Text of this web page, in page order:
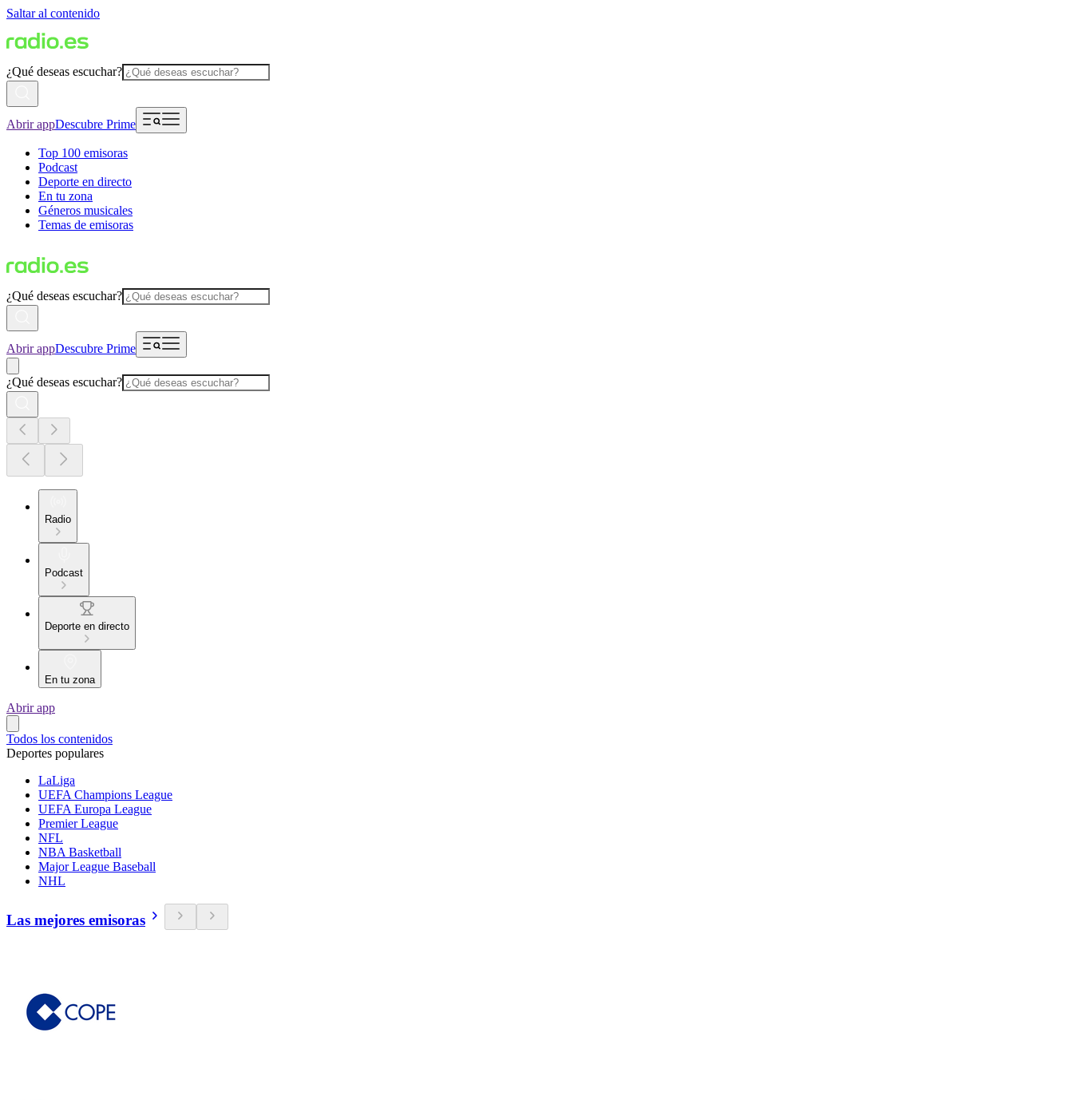
Saltar al contenido
¿Qué deseas escuchar?
Abrir appDescubre Prime
Top 100 emisoras
Podcast
Deporte en directo
En tu zona
Géneros musicales
Temas de emisoras
¿Qué deseas escuchar?
Abrir appDescubre Prime
¿Qué deseas escuchar?
Radio
Podcast
Deporte en directo
En tu zona
Abrir app
Todos los contenidos
Deportes populares
LaLiga
UEFA Champions League
UEFA Europa League
Premier League
NFL
NBA Basketball
Major League Baseball
NHL
Las mejores emisoras